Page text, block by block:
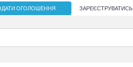
ОГОЛОШЕННЯ ЗАРЕЄСТРУВАТИСЬ